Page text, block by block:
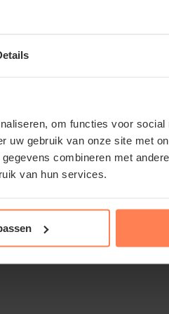
om functies voor social
uw gebruik van onze site met
combineren met
van hun services.
die van oorsprong komen
die ook wel sharonfruit
het najaar. De boom is niet
daarvan
is deze boom een goede
op een enigszins
strenge of zeer strenge